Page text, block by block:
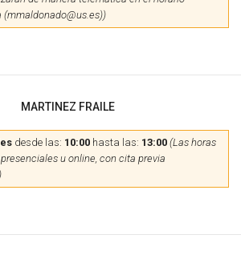
MARTINEZ FRAILE
desde las: 10:00 hasta las: 13:00 (Las horas
u online, con cita previa